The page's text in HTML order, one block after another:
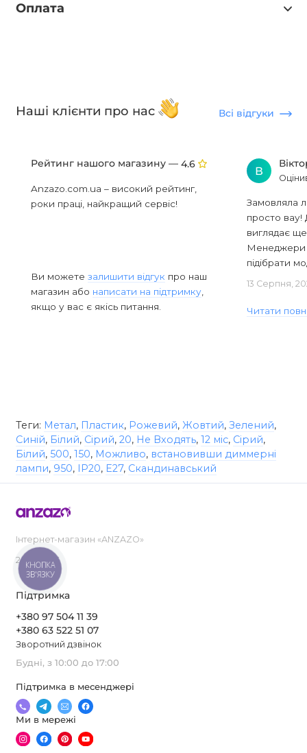
Оплата
Наші клієнти про нас Всі відгуки
Рейтинг нашого магазину — 4.6
Anzazo.com.ua – високий рейтинг,
роки праці, найкращий сервіс!
Ви можете залишити відгук про наш
магазин або написати на підтримку
якщо у вас є якісь питання.
В
Замовляла
просто вау!
виглядає
Менеджери
підібрати
13 Серпня,
Читати
Теги: Метал, Пластик, Рожевий, Жовтий, Зелений,
Синій, Білий, Сірий, 20, Не Входять, 12 міс, Сірий,
Білий, 500, 150, Можливо, встановивши диммерні
лампи, 950, IP20, E27, Скандинавський
Інтернет-магазин «ANZAZO»
2019-2026
Підтримка
+380 97 504 11 39
+380 63 522 51 07
Зворотний дзвінок
Будні, з 10:00 до 17:00
Підтримка в месенджері
Ми в мережі
КНОПКА
ЗВ'ЯЗКУ